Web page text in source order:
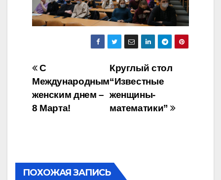
Навигация
по
записям
Круглый стол
“Известные
женщины-
математики”
С
Международным
женским днем –
8 Марта!
ПОХОЖАЯ ЗАПИСЬ